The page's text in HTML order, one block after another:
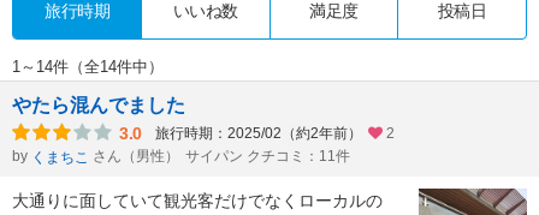
旅行時期 いいね数 満足度 投稿日
1～14件（全14件中）
やたら混んでました
3.0 旅行時期：2025/02（約2年前）
2
by くまちこ さん（男性） サイパン クチコミ：11件
大通りに面していて観光客だけでなくローカルの